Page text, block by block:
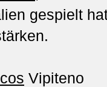
gespielt
Vipiteno